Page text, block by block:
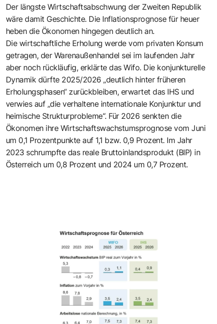
Der längste Wirtschaftsabschwung der Zweiten Republik
wäre damit Geschichte. Die Inflationsprognose für heuer
heben die Ökonomen hingegen deutlich an.
Die wirtschaftliche Erholung werde vom privaten Konsum
getragen, der Warenaußenhandel sei im laufenden Jahr
aber noch rückläufig, erklärte das Wifo. Die konjunkturelle
Dynamik dürfte 2025/2026 „deutlich hinter früheren
Erholungsphasen“ zurückbleiben, erwartet das IHS und
verwies auf „die verhaltene internationale Konjunktur und
heimische Strukturprobleme“. Für 2026 senkten die
Ökonomen ihre Wirtschaftswachstumsprognose vom Juni
um 0,1 Prozentpunkte auf 1,1 bzw. 0,9 Prozent. Im Jahr
2023 schrumpfte das reale Bruttoinlandsprodukt (BIP) in
Österreich um 0,8 Prozent und 2024 um 0,7 Prozent.